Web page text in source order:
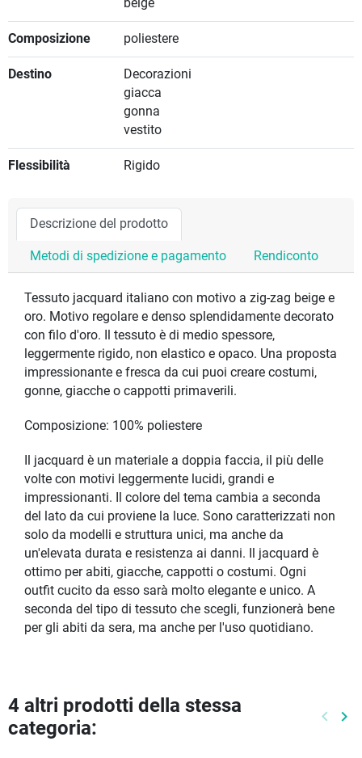
beige
Composizione poliestere
Destino
Decorazioni
giacca
gonna
vestito
Flessibilità Rigido
Descrizione del prodotto
Metodi di spedizione e pagamento Rendiconto
Tessuto jacquard italiano con motivo a zig-zag beige e
oro. Motivo regolare e denso splendidamente decorato
con filo d'oro. Il tessuto è di medio spessore,
leggermente rigido, non elastico e opaco. Una proposta
impressionante e fresca da cui puoi creare costumi,
gonne, giacche o cappotti primaverili.
Composizione: 100% poliestere
Il jacquard è un materiale a doppia faccia, il più delle
volte con motivi leggermente lucidi, grandi e
impressionanti. Il colore del tema cambia a seconda
del lato da cui proviene la luce. Sono caratterizzati non
solo da modelli e struttura unici, ma anche da
un'elevata durata e resistenza ai danni. Il jacquard è
ottimo per abiti, giacche, cappotti o costumi. Ogni
outfit cucito da esso sarà molto elegante e unico. A
seconda del tipo di tessuto che scegli, funzionerà bene
per gli abiti da sera, ma anche per l'uso quotidiano.
4 altri prodotti della stessa
categoria:
keyboard_arrow_left keyboard_arrow_right